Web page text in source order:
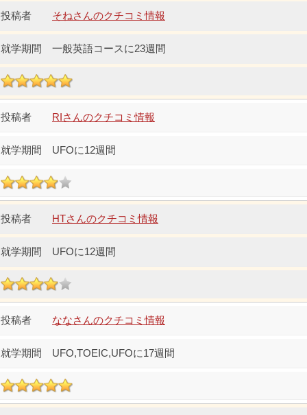
そねさんのクチコミ情報
一般英語コースに23週間
RIさんのクチコミ情報
UFOに12週間
HTさんのクチコミ情報
UFOに12週間
ななさんのクチコミ情報
UFO,TOEIC,UFOに17週間